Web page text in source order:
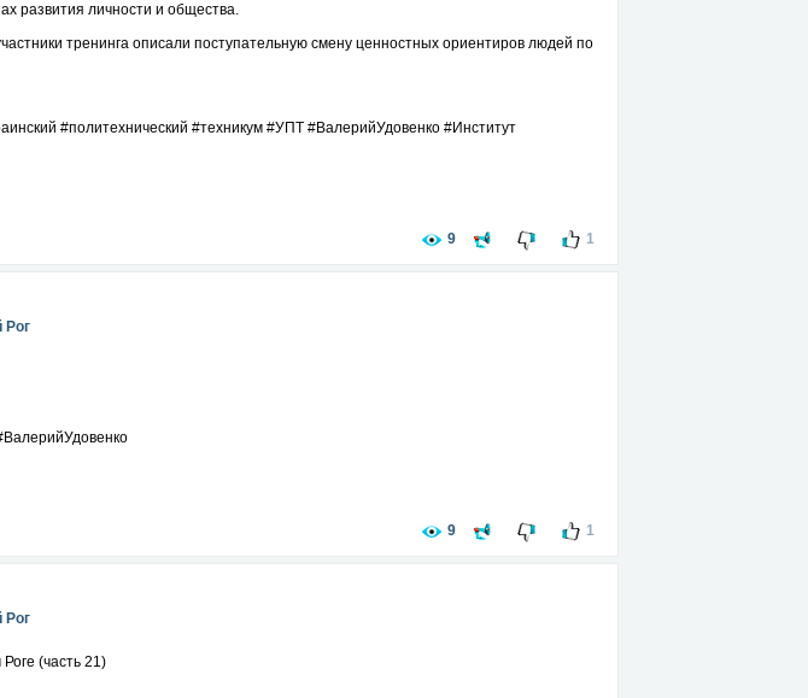
развития личности и общества.
тренинга описали поступательную смену ценностных ориентиров людей по
#политехнический #техникум #УПТ #ВалерийУдовенко #Институт
9 1
Рог
9 1
Рог
(часть 21)